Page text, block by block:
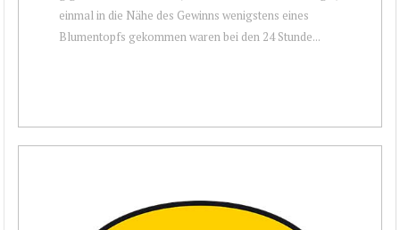
einmal in die Nähe des Gewinns wenigstens eines
Blumentopfs gekommen waren bei den 24 Stunde...